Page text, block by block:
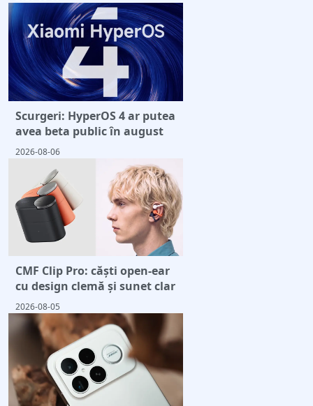
Scurgeri: HyperOS 4 ar putea
avea beta public în august
2026-08-06
CMF Clip Pro: căști open-ear
cu design clemă și sunet clar
2026-08-05